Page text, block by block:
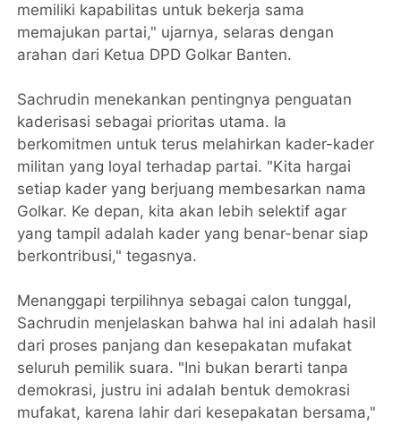
memiliki kapabilitas untuk bekerja sama
memajukan partai," ujarnya, selaras dengan
arahan dari Ketua DPD Golkar Banten.
Sachrudin menekankan pentingnya penguatan
kaderisasi sebagai prioritas utama. Ia
berkomitmen untuk terus melahirkan kader-kader
militan yang loyal terhadap partai. "Kita hargai
setiap kader yang berjuang membesarkan nama
Golkar. Ke depan, kita akan lebih selektif agar
yang tampil adalah kader yang benar-benar siap
berkontribusi," tegasnya.
Menanggapi terpilihnya sebagai calon tunggal,
Sachrudin menjelaskan bahwa hal ini adalah hasil
dari proses panjang dan kesepakatan mufakat
seluruh pemilik suara. "Ini bukan berarti tanpa
demokrasi, justru ini adalah bentuk demokrasi
mufakat, karena lahir dari kesepakatan bersama,"